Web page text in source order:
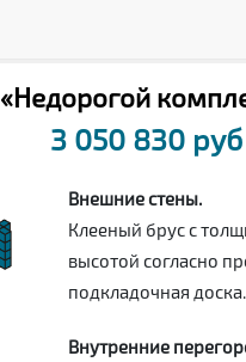
«Недорогой
3 050 830 руб
Внешние стены.
Клееный брус с
высотой согласно
подкладочная доска.
Внутренние